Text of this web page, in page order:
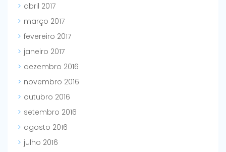
abril 2017
março 2017
fevereiro 2017
janeiro 2017
dezembro 2016
novembro 2016
outubro 2016
setembro 2016
agosto 2016
julho 2016